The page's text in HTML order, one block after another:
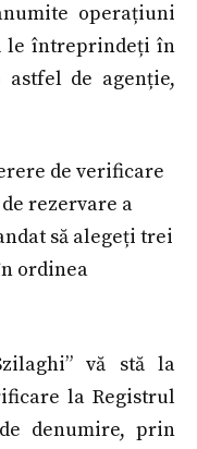
operațiuni
le întreprindeți în
de agenție,
de verificare
rezervare a
să alegeți trei
ordinea
vă stă la
la Registrul
denumire, prin